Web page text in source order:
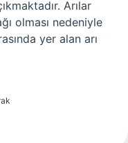
Arılar
olması nedeniyle
yer alan arı